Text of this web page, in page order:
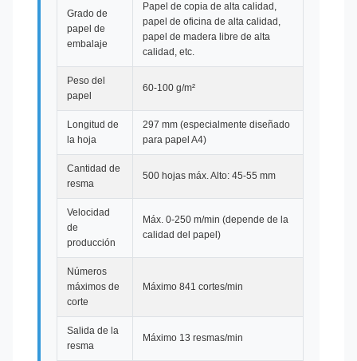
Grado de
papel de
embalaje
Papel de copia de alta calidad,
papel de oficina de alta calidad,
papel de madera libre de alta
calidad, etc.
Peso del
papel
60-100 g/m²
Longitud de
la hoja
297 mm (especialmente diseñado
para papel A4)
Cantidad de
resma
500 hojas máx. Alto: 45-55 mm
Velocidad
de
producción
Máx. 0-250 m/min (depende de la
calidad del papel)
Números
máximos de
corte
Máximo 841 cortes/min
Salida de la
resma
Máximo 13 resmas/min